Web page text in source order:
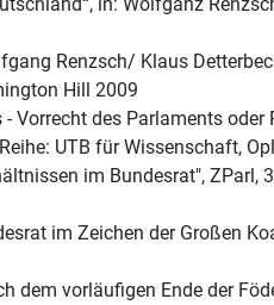
Renzsch/ Klaus
Hill 2009
des Parlaments
UTB für Wissenschaft,
im Bundesrat", ZParl,
im Zeichen der Großen
dem vorläufigen Ende der